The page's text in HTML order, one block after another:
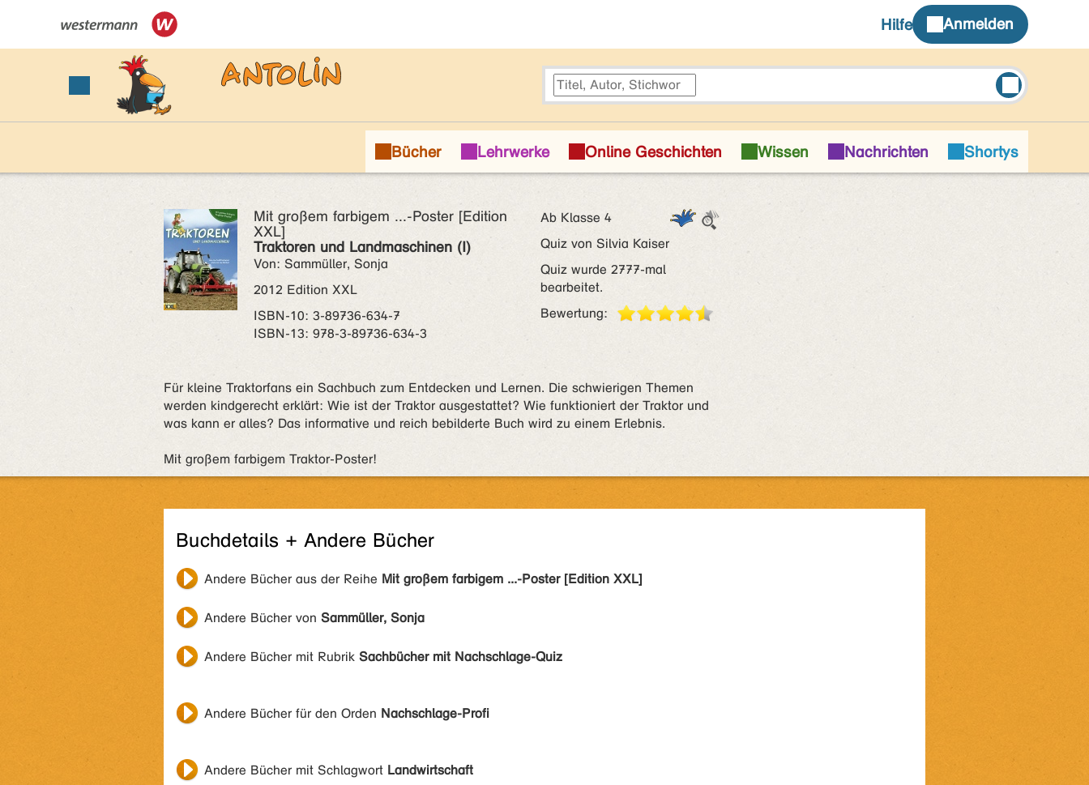
Mit großem farbigem ...-Poster [Edition
XXL]
Traktoren und Landmaschinen (I)
Von: Sammüller, Sonja
2012 Edition XXL
ISBN‑10: 3-89736-634-7
ISBN‑13: 978-3-89736-634-3
Ab Klasse 4
Quiz von Silvia Kaiser
Quiz wurde 2777-mal
bearbeitet.
Bewertung:
Für kleine Traktorfans ein Sachbuch zum Entdecken und Lernen. Die schwierigen Themen
werden kindgerecht erklärt: Wie ist der Traktor ausgestattet? Wie funktioniert der Traktor und
was kann er alles? Das informative und reich bebilderte Buch wird zu einem Erlebnis.
Mit großem farbigem Traktor-Poster!
Buchdetails + Andere Bücher
Andere Bücher aus der Reihe Mit großem farbigem ...-Poster [Edition XXL]
Andere Bücher von Sammüller, Sonja
Andere Bücher mit Rubrik Sachbücher mit Nachschlage-Quiz
Andere Bücher für den Orden Nachschlage-Profi
Andere Bücher mit Schlagwort Landwirtschaft